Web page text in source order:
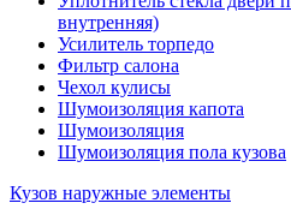
внутренняя)
Усилитель торпедо
Фильтр салона
Чехол кулисы
Шумоизоляция капота
Шумоизоляция
Шумоизоляция пола кузова
Кузов наружные элементы